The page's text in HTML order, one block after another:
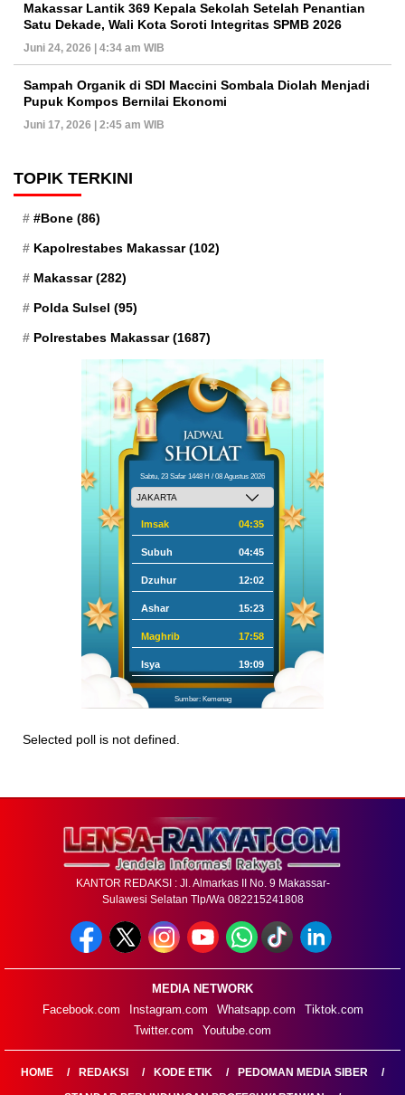
Makassar Lantik 369 Kepala Sekolah Setelah Penantian
Satu Dekade, Wali Kota Soroti Integritas SPMB 2026
Juni 24, 2026 | 4:34 am WIB
Sampah Organik di SDI Maccini Sombala Diolah Menjadi
Pupuk Kompos Bernilai Ekonomi
Juni 17, 2026 | 2:45 am WIB
TOPIK TERKINI
#Bone (86)
Kapolrestabes Makassar(102)
Makassar(282)
Polda Sulsel (95)
Polrestabes Makassar(1687)
Sabtu, 23 Safar 1448 H / 08 Agustus 2026
Imsak 04:35
Subuh 04:45
Dzuhur 12:02
Ashar 15:23
Maghrib 17:58
Isya 19:09
Sumber: Kemenag
Selected poll is not defined.
KANTOR REDAKSI : Jl. Almarkas II No. 9 Makassar-
Sulawesi Selatan Tlp/Wa 082215241808
MEDIA NETWORK
Facebook.com
Instagram.com Whatsapp.com
Tiktok.com
Twitter.com
Youtube.com
HOME REDAKSI KODE ETIK
PEDOMAN MEDIA SIBER